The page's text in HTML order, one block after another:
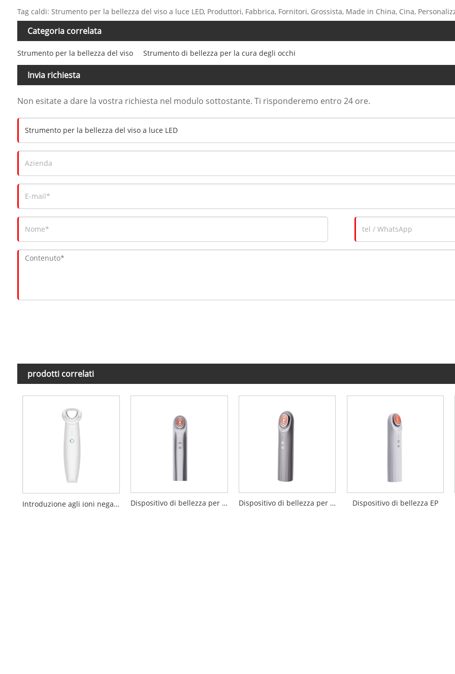
Tag caldi: Strumento per la bellezza del viso a luce LED, Produttori, Fabbrica, Fornitori, Grossista, Made in China, Cina,
Categoria correlata
Strumento per la bellezza del viso Strumento di bellezza per la cura degli occhi
Invia richiesta
Non esitate a dare la vostra richiesta nel modulo sottostante. Ti risponderemo entro 24 ore.
prodotti correlati
Introduzione agli ioni negativi positivi Dispositivo di pulizia per la bellezza Dispositivo di bellezza per elettroporazione Dispositivo di bellezza per importazione di penetrazione EP Dispositivo di bellezza EP